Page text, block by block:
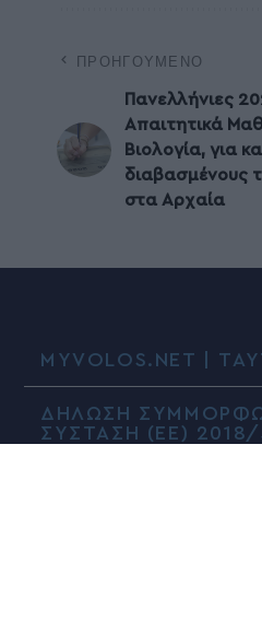
ΠΡΟΗΓΟΎΜΕΝΟ
Πανελλήνιες
Απαιτητικά
Βιολογία, για
διαβασμένους
στα Αρχαία
MYVOLOS.NET |
ΔΗΛΩΣΗ
ΣΥΣΤΑΣΗ (ΕΕ) 2018/